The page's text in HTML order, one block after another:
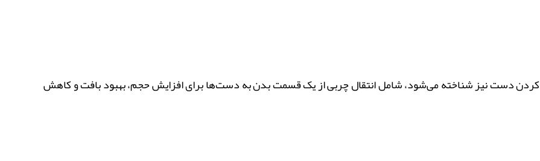
دست نیز شناخته می‌شود، شامل انتقال چربی از یک قسمت بدن به دست‌ها برای افزایش حجم، بهبود بافت و کاهش